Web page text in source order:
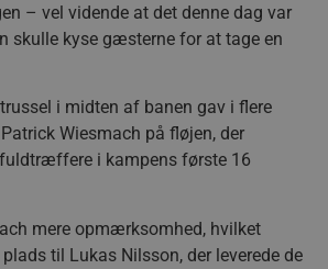
– vel vidende at det denne dag var
skulle kyse gæsterne for at tage en
i midten af banen gav i flere
Wiesmach på fløjen, der
i kampens første 16
mere opmærksomhed, hvilket
til Lukas Nilsson, der leverede de